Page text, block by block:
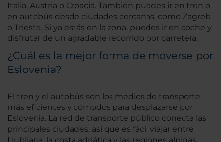
Italia, Austria o Croacia. También puedes ir en tren o
en autobús desde ciudades cercanas, como Zagreb
o Trieste. Si ya estás en la zona, puedes ir en coche y
disfrutar de un agradable recorrido por carretera.
¿Cuál es la mejor forma de moverse por
Eslovenia?
El tren y el autobús son los medios de transporte
más eficientes y cómodos para desplazarse por
Eslovenia. La red de transporte público conecta las
principales ciudades, así que es fácil viajar entre
Liubliana, la costa adriática y las regiones alpinas.